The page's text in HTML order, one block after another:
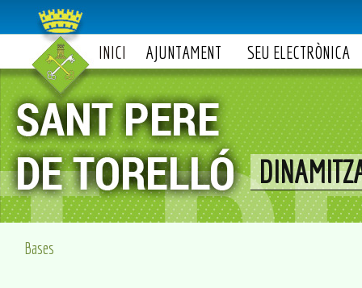
INICI AJUNTAMENT SEU ELECTRÒNICA
Bases